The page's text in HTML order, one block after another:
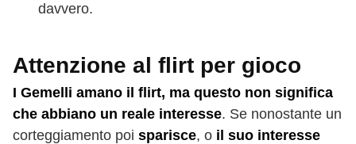
davvero.
Attenzione al flirt per gioco
I Gemelli amano il flirt, ma questo non significa
che abbiano un reale interesse. Se nonostante un
corteggiamento poi sparisce, o il suo interesse